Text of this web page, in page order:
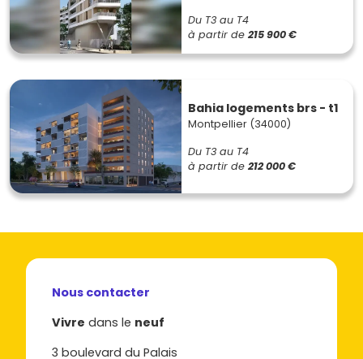
Du T3 au T4
à partir de 215 900 €
Bahia logements brs - t1
Montpellier (34000)
Du T3 au T4
à partir de 212 000 €
Nous contacter
Vivre dans le neuf
3 boulevard du Palais